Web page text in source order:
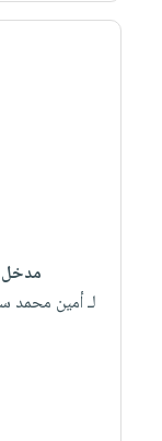
مدخل
لـ أمين محمد